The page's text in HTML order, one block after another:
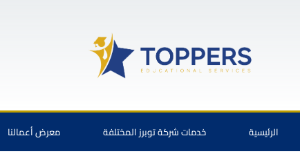
الرئيسية خدمات شركة توبرز المختلفة معرض أعمالنا